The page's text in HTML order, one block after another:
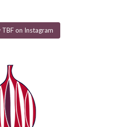
on Instagram